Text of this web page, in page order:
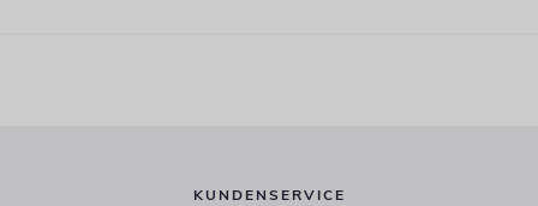
KUNDENSERVICE